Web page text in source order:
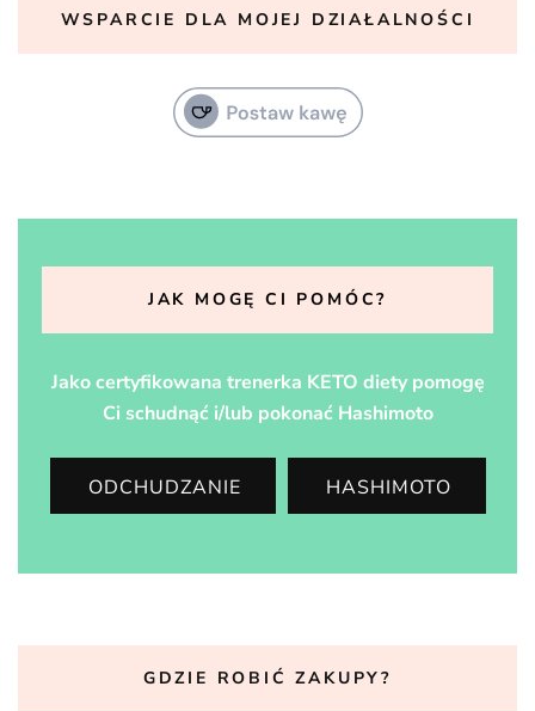
WSPARCIE DLA MOJEJ DZIAŁALNOŚCI
JAK MOGĘ CI POMÓC?
Jako certyfikowana trenerka KETO diety pomogę
Ci schudnąć i/lub pokonać Hashimoto
ODCHUDZANIE HASHIMOTO
GDZIE ROBIĆ ZAKUPY?